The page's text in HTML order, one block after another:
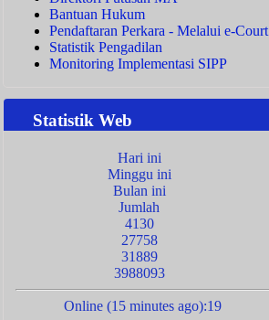
Bantuan Hukum
Pendaftaran Perkara - Melalui e-Court
Statistik Pengadilan
Monitoring Implementasi SIPP
Statistik Web
Hari ini
Minggu ini
Bulan ini
Jumlah
4130
27758
31889
3988093
Online (15 minutes ago):19